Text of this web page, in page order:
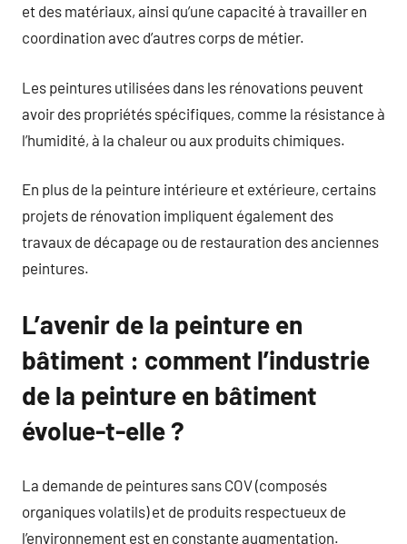
et des matériaux, ainsi qu’une capacité à travailler en
coordination avec d’autres corps de métier.
Les peintures utilisées dans les rénovations peuvent
avoir des propriétés spécifiques, comme la résistance à
l’humidité, à la chaleur ou aux produits chimiques.
En plus de la peinture intérieure et extérieure, certains
projets de rénovation impliquent également des
travaux de décapage ou de restauration des anciennes
peintures.
L’avenir de la peinture en
bâtiment : comment l’industrie
de la peinture en bâtiment
évolue-t-elle ?
La demande de peintures sans COV (composés
organiques volatils) et de produits respectueux de
l’environnement est en constante augmentation.